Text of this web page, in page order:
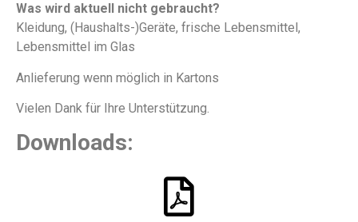
Was wird aktuell nicht gebraucht?
Kleidung, (Haushalts-)Geräte, frische Lebensmittel,
Lebensmittel im Glas
Anlieferung wenn möglich in Kartons
Vielen Dank für Ihre Unterstützung.
Downloads: